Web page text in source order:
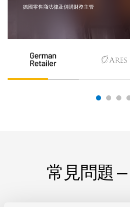
Ares Management
常見問題 —